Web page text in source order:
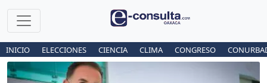
INICIO ELECCIONES CIENCIA CLIMA CONGRESO